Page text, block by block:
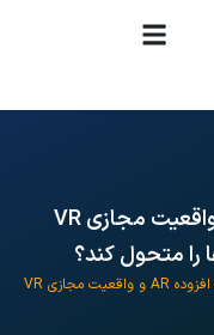
چطور فناوری واقعیت افزوده AR و واقعیت مجازی VR
را متحول کند؟
/ چطور فناوری واقعیت افزوده AR و واقعیت مجازی VR